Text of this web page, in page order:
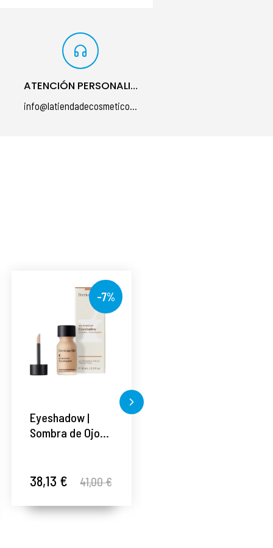
ATENCIÓN PERSONALIZADA
info@latiendadecosmeticos.com
-7%
Eyeshadow |
Sombra de Ojos -
38,13 € 41,00 €